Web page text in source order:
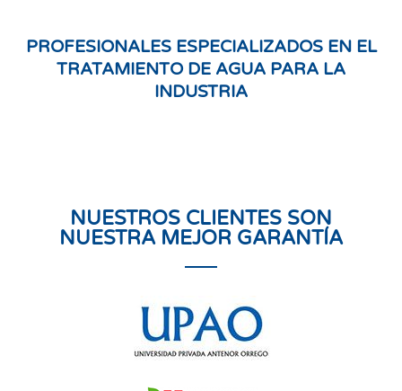
PROFESIONALES ESPECIALIZADOS EN EL
TRATAMIENTO DE AGUA PARA LA
INDUSTRIA
NUESTROS CLIENTES SON
NUESTRA MEJOR GARANTÍA